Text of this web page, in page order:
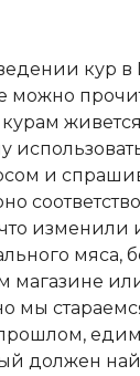
кур
можно
и
изменили
мяса,
магазине
мы
едим
должен